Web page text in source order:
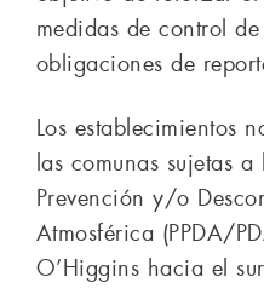
medidas de control
obligaciones de
Los establecimientos
las comunas sujetas a
Prevención y/o
Atmosférica (PPDA/
O’Higgins hacia el